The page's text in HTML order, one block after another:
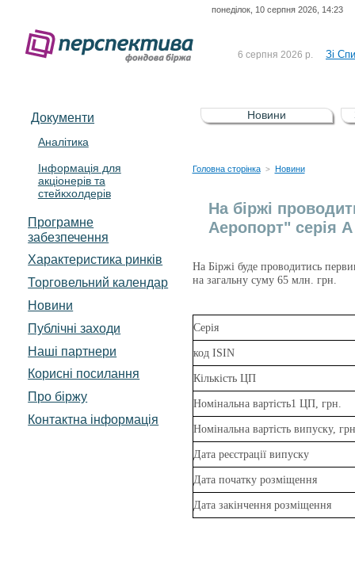
понеділок, 10 серпня 2026, 14:23
6 серпня 2026 р. Зі
5 серпня 2026 р.
Зі
UA4000232607)
4 серпня 2026 р.
Документи
Аналітика
Інформація для
акціонерів та
стейкхолдерів
Програмне
забезпечення
Характеристика pинків
Торговельний календар
Новини
Публічні заходи
Наші партнери
Корисні посилання
Про біржу
Контактна інформація
Новини
Головна сторінка > Новини
На біржі
Аеропорт" серія А
На Біржі буде проводитись
на загальну суму 65 млн. грн.
Серія
код ISIN
Кількість ЦП
Номінальна вартість1 ЦП, грн.
Номінальна вартість випуску,
Дата реєстрації випуску
Дата початку розміщення
Дата закінчення розміщення